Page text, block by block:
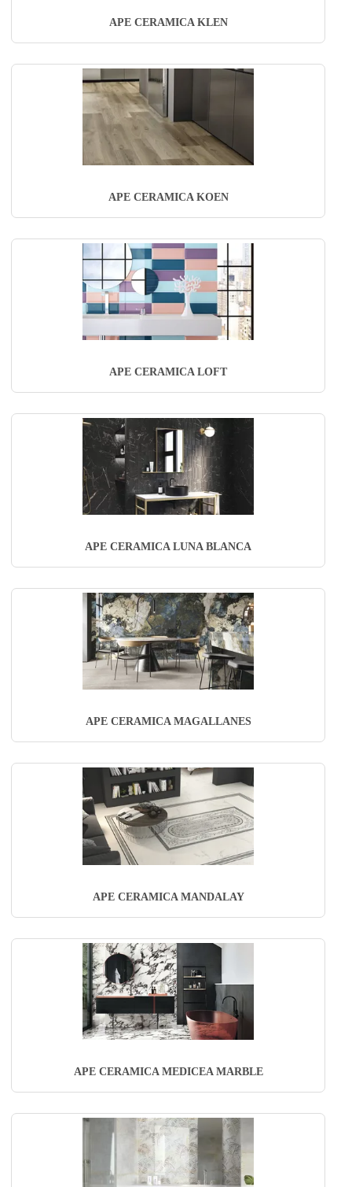
APE CERAMICA KLEN
APE CERAMICA KOEN
APE CERAMICA LOFT
APE CERAMICA LUNA BLANCA
APE CERAMICA MAGALLANES
APE CERAMICA MANDALAY
APE CERAMICA MEDICEA MARBLE